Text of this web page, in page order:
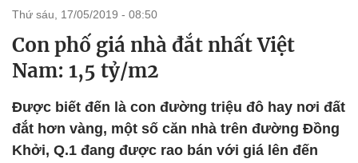
thứ sáu, 17/05/2019 - 08:50
Con phố giá nhà đắt nhất Việt
Nam: 1,5 tỷ/m2
Được biết đến là con đường triệu đô hay nơi đất
đắt hơn vàng, một số căn nhà trên đường Đồng
Khởi, Q.1 đang được rao bán với giá lên đến